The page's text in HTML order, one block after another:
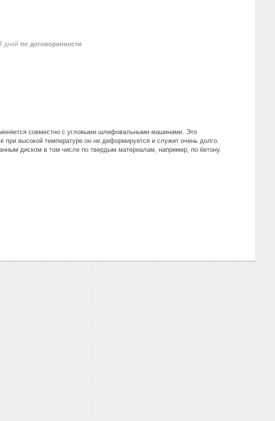
дней по договоренности
совместно с угловыми шлифовальными машинами. Это
при высокой температуре он не деформируется и служит очень долго.
диском в том числе по твердым материалам, например, по бетону.